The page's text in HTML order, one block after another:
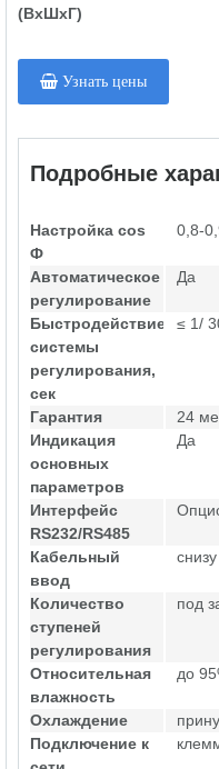
(ВхШхГ)
Узнать цены
Подробные
Настройка cos
Ф
0,8-
Автоматическое
регулирование
Да
Быстродействие
системы
регулирования,
сек
≤ 1/
Гарантия
24
Индикация
основных
параметров
Да
Интерфейс
RS232/RS485
Кабельный
ввод
Количество
ступеней
регулирования
под
Относительная
влажность
до
Охлаждение
Подключение к